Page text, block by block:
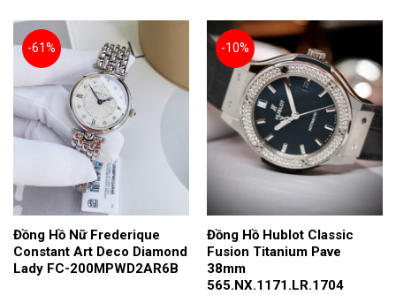
175.000.000₫.
-61%
Đồng Hồ Nữ Frederique
Constant Art Deco Diamond
Lady FC-200MPWD2AR6B
-10%
Đồng Hồ Hublot Classic
Fusion Titanium Pave
38mm
565.NX.1171.LR.1704